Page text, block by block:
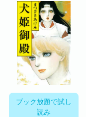
ブック放題で試し
読み